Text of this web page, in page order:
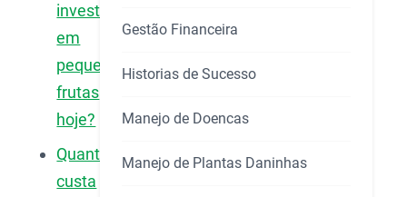
investir
em
pequenas
frutas
hoje?
Quanto
custa
Gestão Financeira
Historias de Sucesso
Manejo de Doencas
Manejo de Plantas Daninhas